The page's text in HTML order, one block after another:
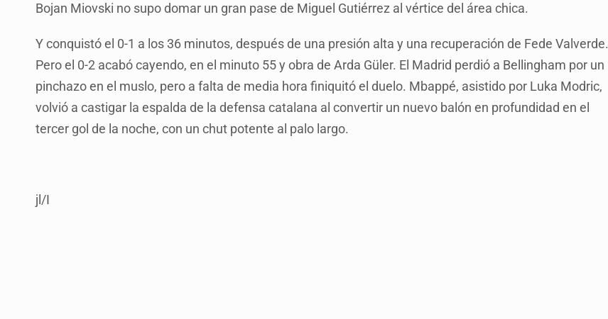
Bojan Miovski no supo domar un gran pase de Miguel Gutiérrez al vértice del área chica.
Y conquistó el 0-1 a los 36 minutos, después de una presión alta y una recuperación de Fede Valverde.
Pero el 0-2 acabó cayendo, en el minuto 55 y obra de Arda Güler. El Madrid perdió a Bellingham por un
pinchazo en el muslo, pero a falta de media hora finiquitó el duelo. Mbappé, asistido por Luka Modric,
volvió a castigar la espalda de la defensa catalana al convertir un nuevo balón en profundidad en el
tercer gol de la noche, con un chut potente al palo largo.
jl/I